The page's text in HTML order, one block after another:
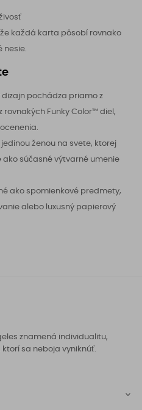
každá karta pôsobí rovnako
nesie.
dizajn pochádza priamo z
rovnakých Funky Color™ diel,
jedinou ženou na svete, ktorej
súčasné výtvarné umenie
ako spomienkové predmety,
alebo luxusný papierový
znamená individualitu,
sa neboja vyniknúť.
